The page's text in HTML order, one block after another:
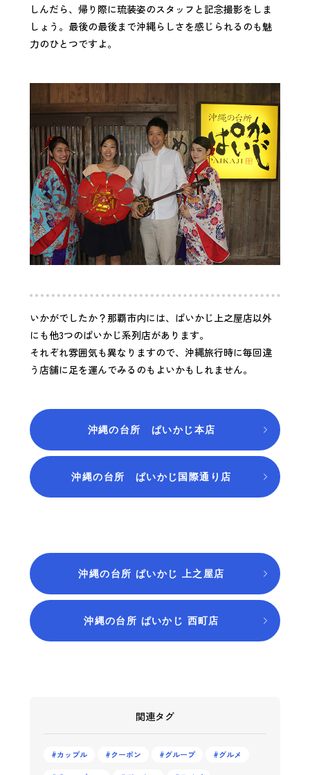
しんだら、帰り際に琉装姿のスタッフと記念撮影をしま
しょう。最後の最後まで沖縄らしさを感じられるのも魅
力のひとつですよ。
いかがでしたか？那覇市内には、ぱいかじ上之屋店以外
にも他3つのぱいかじ系列店があります。
それぞれ雰囲気も異なりますので、沖縄旅行時に毎回違
う店舗に足を運んでみるのもよいかもしれません。
沖縄の台所 ぱいかじ本店
沖縄の台所 ぱいかじ国際通り店
沖縄の台所 ぱいかじ 上之屋店
沖縄の台所 ぱいかじ 西町店
関連タグ
カップル クーポン グループ グルメ